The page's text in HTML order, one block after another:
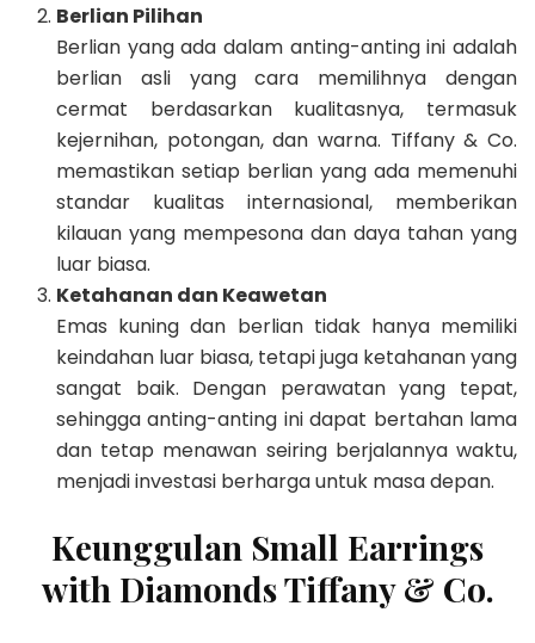
Berlian Pilihan
Berlian yang ada dalam anting-anting ini adalah
berlian asli yang cara memilihnya dengan
cermat berdasarkan kualitasnya, termasuk
kejernihan, potongan, dan warna. Tiffany & Co.
memastikan setiap berlian yang ada memenuhi
standar kualitas internasional, memberikan
kilauan yang mempesona dan daya tahan yang
luar biasa.
Ketahanan dan Keawetan
Emas kuning dan berlian tidak hanya memiliki
keindahan luar biasa, tetapi juga ketahanan yang
sangat baik. Dengan perawatan yang tepat,
sehingga anting-anting ini dapat bertahan lama
dan tetap menawan seiring berjalannya waktu,
menjadi investasi berharga untuk masa depan.
Keunggulan Small Earrings
with Diamonds Tiffany & Co.